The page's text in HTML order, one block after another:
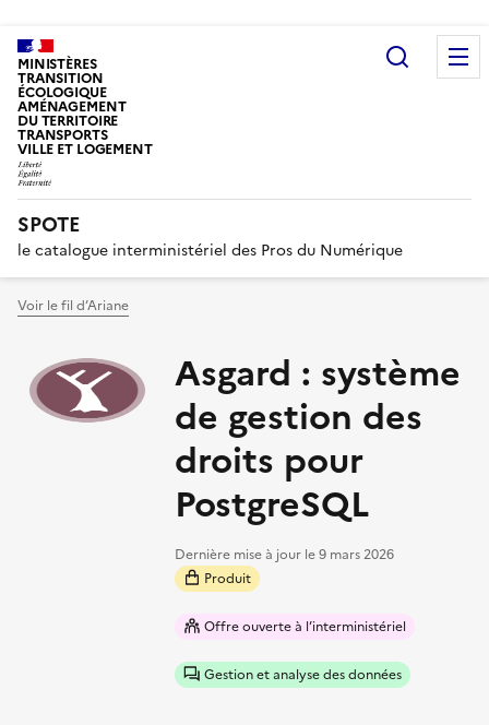
MINISTÈRES
TRANSITION
ÉCOLOGIQUE
AMÉNAGEMENT
DU TERRITOIRE
TRANSPORTS
VILLE ET LOGEMENT
SPOTE
le catalogue interministériel des Pros du Numérique
Voir le fil d’Ariane
Asgard : système
de gestion des
droits pour
PostgreSQL
Dernière mise à jour le9 mars 2026
Produit
Offre ouverte à l’interministériel
Gestion et analyse des données